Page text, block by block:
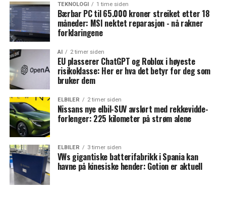
TEKNOLOGI 1 time siden
Bærbar PC til 65.000 kroner streiket etter 18
måneder: MSI nektet reparasjon - nå rakner
forklaringene
AI 2 timer siden
EU plasserer ChatGPT og Roblox i høyeste
risikoklasse: Her er hva det betyr for deg som
bruker dem
ELBILER 2 timer siden
Nissans nye elbil-SUV avslørt med rekkevidde-
forlenger: 225 kilometer på strøm alene
ELBILER 3 timer siden
VWs gigantiske batterifabrikk i Spania kan
havne på kinesiske hender: Gotion er aktuell